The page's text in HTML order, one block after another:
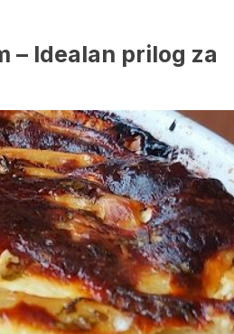
– Idealan prilog za